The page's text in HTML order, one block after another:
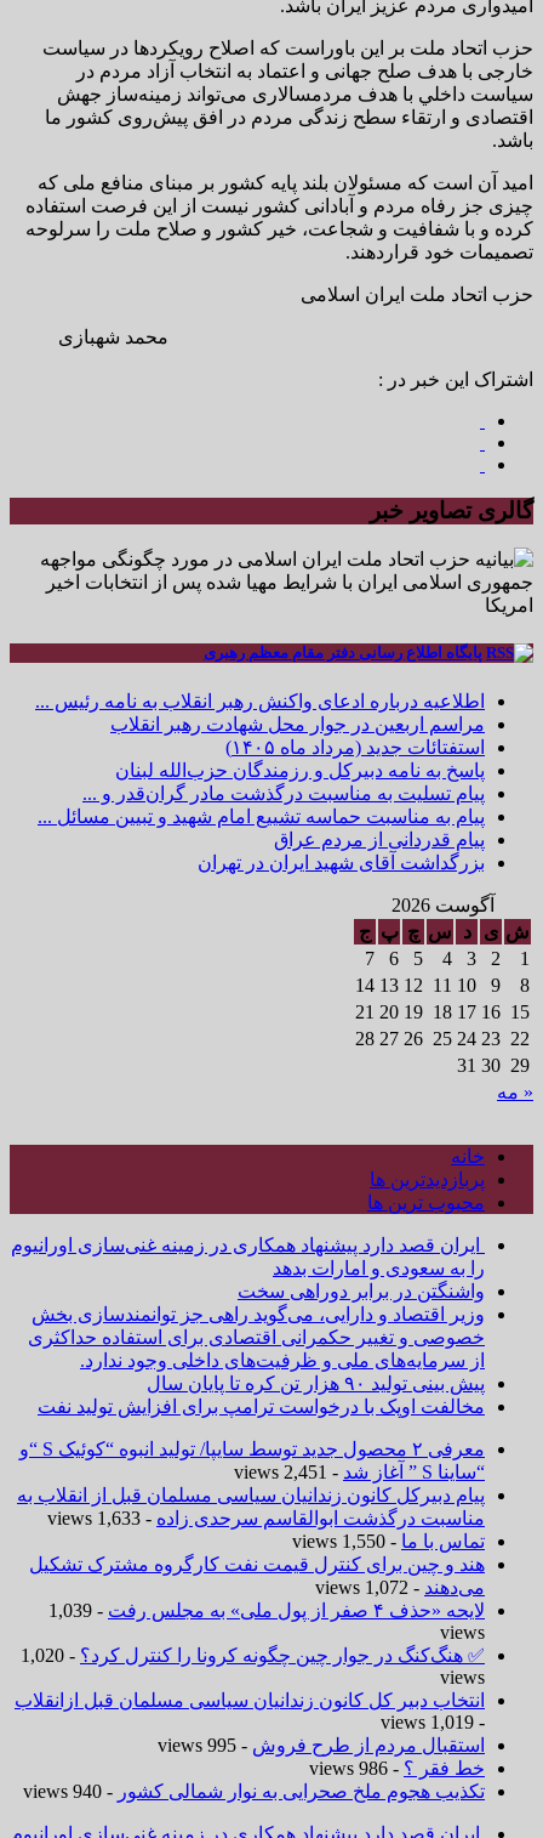
امیدواری مردم عزیز ایران باشد.
حزب اتحاد ملت بر این باوراست که اصلاح رویکردها در سیاست
خارجی با هدف صلح جهانی و اعتماد به انتخاب آزاد مردم در
سياست داخلي با هدف مردمسالاری می‌تواند زمینه‌ساز جهش
اقتصادی و ارتقاء سطح زندگى مردم در افق پيش‌روى كشور ما
باشد.
امید آن است که مسئولان بلند پایه کشور بر مبنای منافع ملی که
چیزی جز رفاه مردم و آبادانی کشور نیست از این فرصت استفاده
کرده و با شفافیت و شجاعت، خیر کشور و صلاح ملت را سرلوحه
تصمیمات خود قراردهند.
حزب اتحاد ملت ایران اسلامی
محمد شهبازی
اشتراک این خبر در :
گالری تصاویر خبر
پایگاه اطلاع رسانی دفتر مقام معظم رهبری
اطلاعیه درباره ادعای واکنش رهبر انقلاب به نامه رئیس ...
مراسم اربعین در جوار محل شهادت رهبر انقلاب
استفتائات جدید (مرداد ماه ۱۴۰۵)
پاسخ به نامه دبیرکل و رزمندگان حزب‌الله لبنان
پیام تسلیت به مناسبت درگذشت مادر گران‌قدر و ...
پیام به مناسبت حماسه تشییع امام شهید و تبیین مسائل ...
پیام قدردانی از مردم عراق
بزرگداشت آقای شهید ایران در تهران
آگوست 2026
ش ی د س چ پ ج
1
2
3
4
5
6
7
8
9
10
11
12
13
14
15
16
17
18
19
20
21
22
23
24
25
26
27
28
29
30
31
« مه
خانه
پربازدیدترین ها
محبوب ترین ها
ایران قصد دارد پیشنهاد همکاری در زمینه غنی‌سازی اورانیوم
را به سعودی و امارات بدهد
واشنگتن در برابر دوراهی سخت
وزیر اقتصاد و دارایی، می‌گوید راهی جز توانمندسازی بخش
خصوصی و تغییر حکمرانی اقتصادی برای استفاده حداکثری
از سرمایه‌های ملی و ظرفیت‌های داخلی وجود ندارد.
پیش بینی تولید ۹۰ هزار تن کره تا پایان سال
مخالفت اوپک با درخواست ترامپ برای افزایش تولید نفت
معرفی ۲ محصول جدید توسط سایپا/ تولید انبوه “کوئیک S “و
“ساینا S ” آغاز شد
- 2,451 views
پیام دبیرکل کانون زندانیان سیاسی مسلمان قبل از انقلاب به
مناسبت درگذشت ابوالقاسم سرحدی زاده - 1,633 views
تماس با ما - 1,550 views
هند و چین برای کنترل قیمت نفت کارگروه مشترک تشکیل
می‌دهند - 1,072 views
لایحه «حذف ۴ صفر از پول ملی» به مجلس رفت
- 1,039
views
✅ هنگ‌کنگ در جوار چین چگونه کرونا را کنترل کرد؟
- 1,020
views
انتخاب دبیر کل کانون زندانیان سیاسی مسلمان قبل ازانقلاب
- 1,019 views
استقبال مردم از طرح فروش - 995 views
خط فقر ؟ - 986 views
تکذیب هجوم ملخ صحرایی به نوار شمالی کشور - 940 views